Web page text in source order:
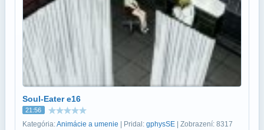
Soul-Eater e16
21:56
Kategória:Animácie a umenie | Pridal: gphysSE | Zobrazení: 8317